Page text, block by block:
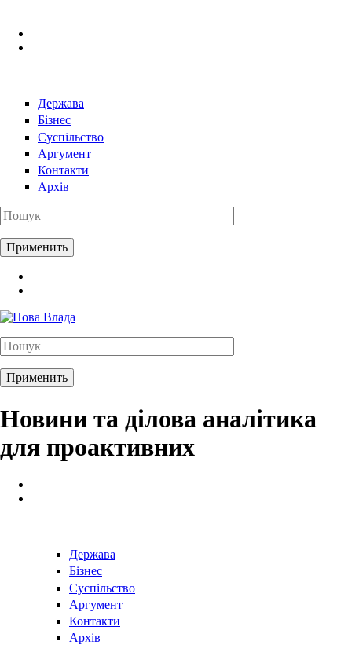
Держава
Бізнес
Суспільство
Аргумент
Контакти
Архів
Новини та ділова аналітика
для проактивних
Держава
Бізнес
Суспільство
Аргумент
Контакти
Архів